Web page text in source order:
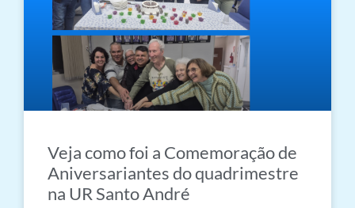
Veja como foi a Comemoração de
Aniversariantes do quadrimestre
na UR Santo André